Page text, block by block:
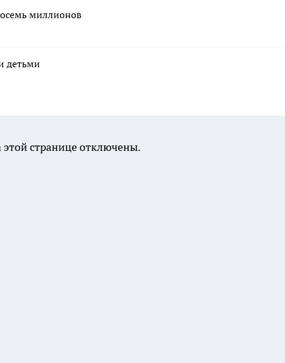
миллионов
детьми
странице отключены.